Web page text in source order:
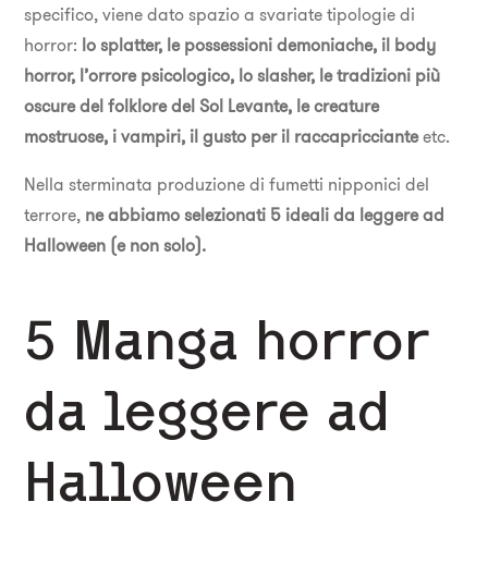
specifico, viene dato spazio a svariate tipologie di
horror: lo splatter, le possessioni demoniache, il body
horror, l’orrore psicologico, lo slasher, le tradizioni più
oscure del folklore del Sol Levante, le creature
mostruose, i vampiri, il gusto per il raccapriccianteetc.
Nella sterminata produzione di fumetti nipponici del
terrore, ne abbiamo selezionati 5 ideali da leggere ad
Halloween (e non solo).
5 Manga horror
da leggere ad
Halloween